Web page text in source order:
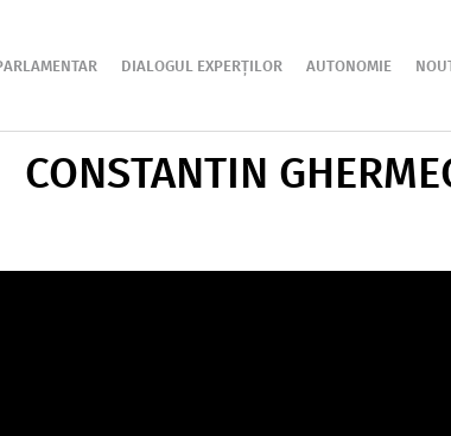
DIALOGUL EXPERȚILOR AUTONOMIE
CONSTANTIN